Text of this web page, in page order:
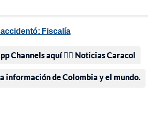
Fiscalía
Channels aquí 👉🏻 Noticias Caracol
información de Colombia y el mundo.